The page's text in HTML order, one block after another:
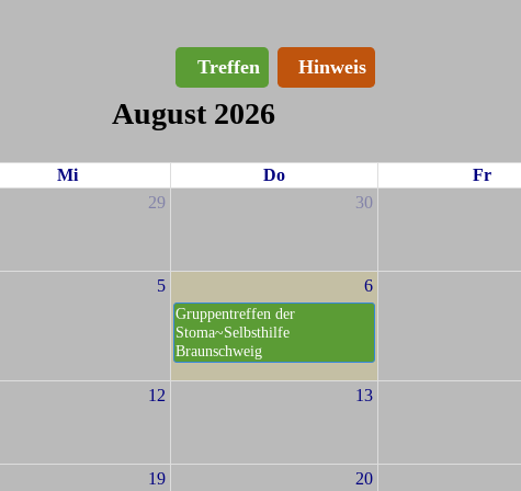
Treffen Hinweis
August 2026
Mi Do
Fr
29 30
5 6
Gruppentreffen der
Stoma~Selbsthilfe
Braunschweig
12 13
19 20